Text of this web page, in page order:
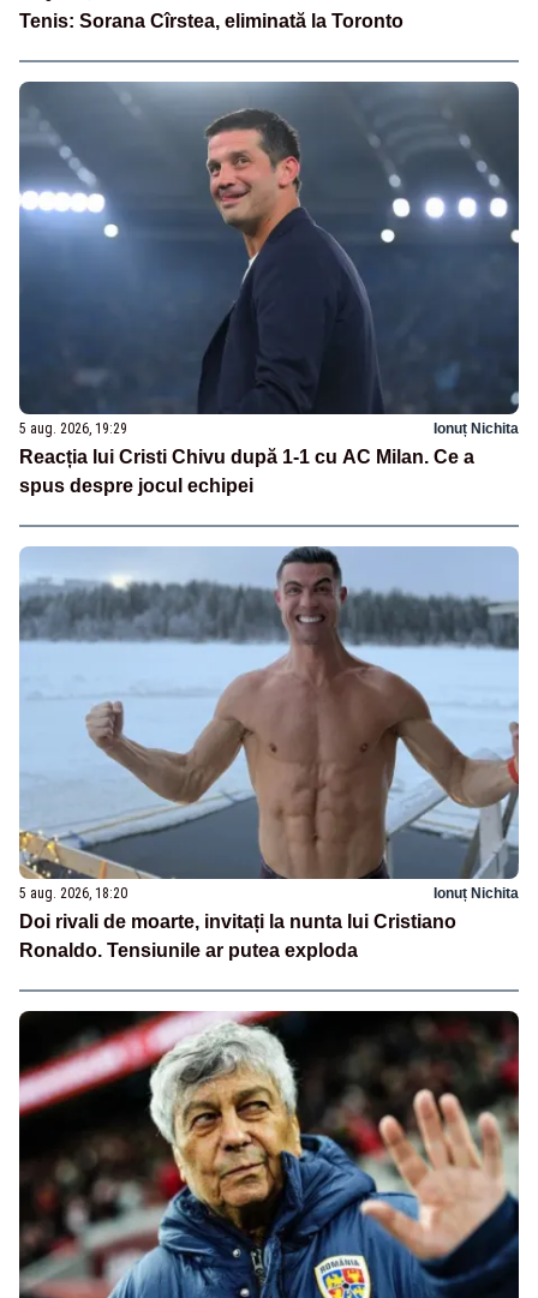
Tenis: Sorana Cîrstea, eliminată la Toronto
5 aug. 2026, 19:29 Ionuț Nichita
Reacția lui Cristi Chivu după 1-1 cu AC Milan. Ce a
spus despre jocul echipei
5 aug. 2026, 18:20 Ionuț Nichita
Doi rivali de moarte, invitați la nunta lui Cristiano
Ronaldo. Tensiunile ar putea exploda